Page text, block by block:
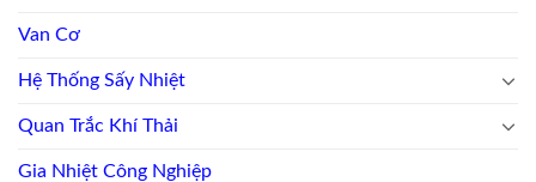
Van Cơ
Hệ Thống Sấy Nhiệt
Quan Trắc Khí Thải
Gia Nhiệt Công Nghiệp